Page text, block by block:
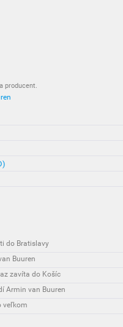
producent.
do Bratislavy
Buuren
zavíta do Košíc
Armin van Buuren
veľkom